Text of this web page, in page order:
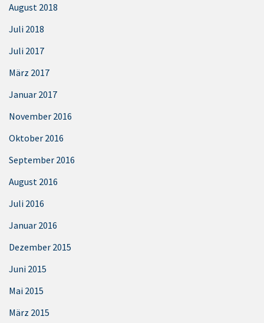
August 2018
Juli 2018
Juli 2017
März 2017
Januar 2017
November 2016
Oktober 2016
September 2016
August 2016
Juli 2016
Januar 2016
Dezember 2015
Juni 2015
Mai 2015
März 2015